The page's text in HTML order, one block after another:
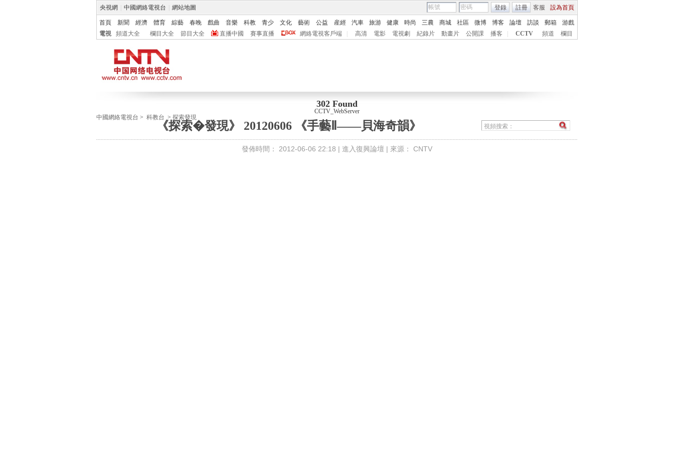
央視網 中國網絡電視台 網站地圖 客服 設為首頁
登錄 註冊
首頁 新聞 經濟 體育 綜藝 春晚 戲曲 音樂 科教 青少 文化 藝術 公益 産經 汽車 旅游 健康 時尚 三農 商城 社區 微博 博客 論壇 訪談 郵箱
游戲
電視
頻道大全 欄目大全 節目大全 直播中國 賽事直播 網絡電視客戶端 高清 電影 電視劇 紀錄片 動畫片 公開課 播客 CCTV 頻道 欄目
302 Found
CCTV_WebServer
中國網絡電視台 > 科教台 > 探索發現
《探索�發現》 20120606 《手藝Ⅱ——貝海奇韻》
發佈時間： 2012-06-06 22:18 | 進入復興論壇 | 來源： CNTV